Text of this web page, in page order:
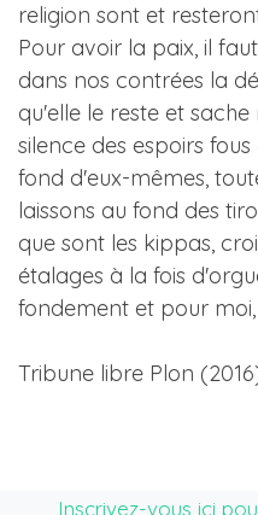
religion sont et
Pour avoir la paix, il
dans nos contrées la
qu'elle le reste et
silence des espoirs
fond d'eux-mêmes,
laissons au fond des
que sont les kippas,
étalages à la fois
fondement et pour moi,
Tribune libre Plon
Inscrivez-vous ici